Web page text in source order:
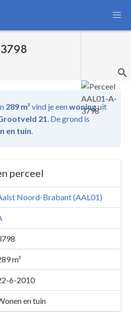
3798
289 m² vind jeeenwoninguit
21. De grond is
en tuin.
perceel
Noord-Brabant (AAL01)
m²
6-2010
en tuin